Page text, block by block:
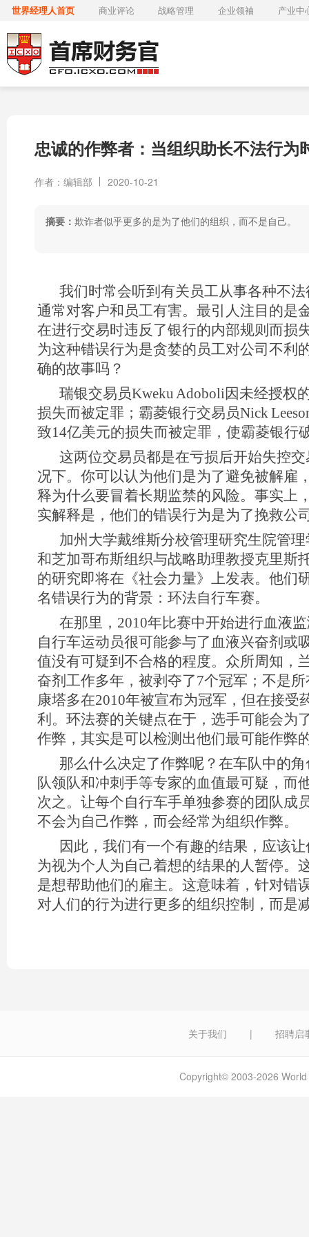
世界经理人首页 商业评论 战略管理 企业领袖 产业中
忠诚的作弊者：当组织助长不法行为
作者：编辑部 2020-10-21
摘要： 欺诈者似乎更多的是为了他们的组织，而不是自己。
我们时常会听到有关员工从事各种不
通常对客户和员工有害。最引人注目的是
在进行交易时违反了银行的内部规则而损
为这种错误行为是贪婪的员工对公司不利
确的故事吗？
瑞银交易员Kweku Adoboli因未经授权
损失而被定罪；霸菱银行交易员Nick
致14亿美元的损失而被定罪，使霸菱银行
这两位交易员都是在亏损后开始失控
况下。你可以认为他们是为了避免被解雇
释为什么要冒着长期监禁的风险。事实上
实解释是，他们的错误行为是为了挽救公
加州大学戴维斯分校管理研究生院管
和芝加哥布斯组织与战略助理教授克里斯
的研究即将在《社会力量》上发表。他们
名错误行为的背景：环法自行车赛。
在那里，2010年比赛中开始进行血液
自行车运动员很可能参与了血液兴奋剂或
值没有可疑到不合格的程度。众所周知，
奋剂工作多年，被剥夺了7个冠军；不是
康塔多在2010年被宣布为冠军，但在接受
利。环法赛的关键点在于，选手可能会为
作弊，其实是可以检测出他们最可能作弊
那么什么决定了作弊呢？在车队中的
队领队和冲刺手等专家的血值最可疑，而
次之。让每个自行车手单独参赛的团队成
不会为自己作弊，而会经常为组织作弊。
因此，我们有一个有趣的结果，应该
为视为个人为自己着想的结果的人暂停。
是想帮助他们的雇主。这意味着，针对错
对人们的行为进行更多的组织控制，而是
关于我们 | 招聘启
Copyright© 2003-2026